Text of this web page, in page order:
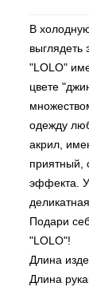
В
выглядеть
"LOLO"
цвете
одежду
акрил,
приятный,
эффекта.
Подари
"LOLO"!
Длина
Длина